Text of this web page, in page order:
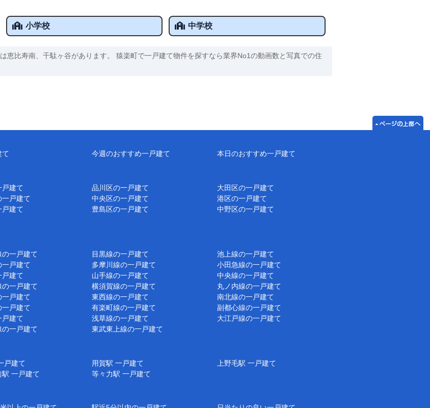
小学校 中学校
恵比寿南、千駄ヶ谷があります。 猿楽町で一戸建て物件を探すなら業界No1の動画数と写真での住
て 今週のおすすめ一戸建て 本日のおすすめ一戸建て
戸建て 品川区の一戸建て
大田区の一戸建て
戸建て 中央区の一戸建て
港区の一戸建て
戸建て 豊島区の一戸建て
中野区の一戸建て
の一戸建て 目黒線の一戸建て
池上線の一戸建て
一戸建て 多摩川線の一戸建て
小田急線の一戸建て
戸建て 山手線の一戸建て
中央線の一戸建て
一戸建て 横須賀線の一戸建て
丸ノ内線の一戸建て
戸建て 東西線の一戸建て
南北線の一戸建て
戸建て 有楽町線の一戸建て
副都心線の一戸建て
戸建て 浅草線の一戸建て
大江戸線の一戸建て
一戸建て 東武東上線の一戸建て
戸建て 用賀駅 一戸建て
上野毛駅 一戸建て
駅 一戸建て 等々力駅 一戸建て